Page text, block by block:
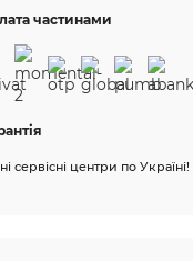
частинами
сервісні центри по Україні!